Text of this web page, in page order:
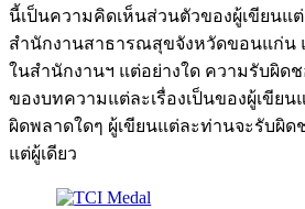
นี้เป็นความคิดเห็นส่วนตัวของผู้เขียนแ
สำนักงานสาธารณสุขจังหวัดขอนแก่น
ในสำนักงานฯ แต่อย่างใด ความรับผิด
ของบทความแต่ละเรื่องเป็นของผู้เขีย
ผิดพลาดใดๆ ผู้เขียนแต่ละท่านจะรับผิ
แต่ผู้เดียว